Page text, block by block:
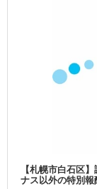
【札幌市白石区
ナス以外の特別